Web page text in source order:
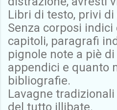
Libri di testo, privi di
Senza corposi
capitoli, paragrafi
pignole note a piè
appendici e quanto
bibliografie.
Lavagne
del tutto illibate.